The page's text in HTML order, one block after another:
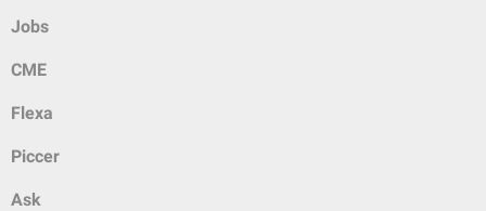
Jobs
CME
Flexa
Piccer
Ask